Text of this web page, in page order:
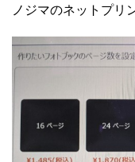
ノジマのネットプリ